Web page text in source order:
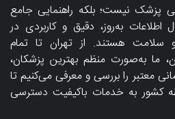
نیست؛ بلکه راهنمایی جامع
اطلاعات به‌روز، دقیق و کاربردی در
و سلامت هستند. از تهران تا تمام
ما به‌صورت منظم بهترین پزشکان،
معتبر را بررسی و معرفی می‌کنیم تا
کشور به خدمات باکیفیت دسترسی